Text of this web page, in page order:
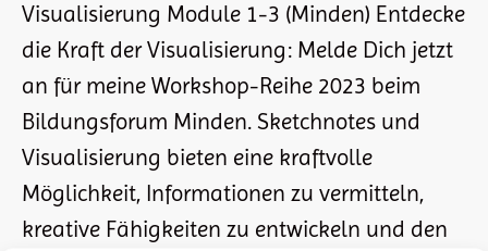
Visualisierung Module 1-3 (Minden) Entdecke
die Kraft der Visualisierung: Melde Dich jetzt
an für meine Workshop-Reihe 2023 beim
Bildungsforum Minden. Sketchnotes und
Visualisierung bieten eine kraftvolle
Möglichkeit, Informationen zu vermitteln,
kreative Fähigkeiten zu entwickeln und den